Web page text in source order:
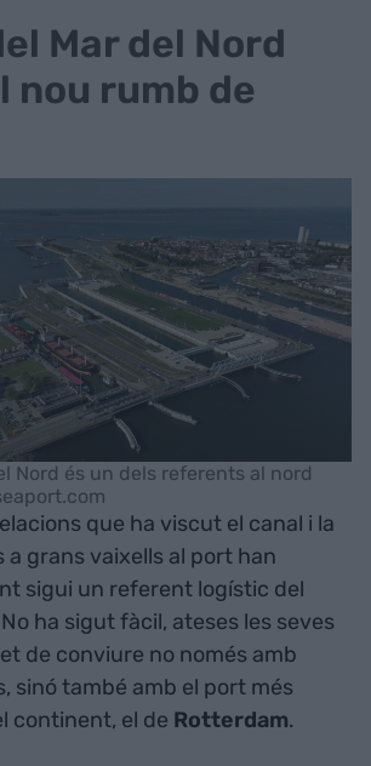
Mar del Nord
nou rumb de
Nord és un dels referents al nord
que ha viscut el canal i la
grans vaixells al port han
sigui un referent logístic del
ha sigut fàcil, ateses les seves
de conviure no només amb
sinó també amb el port més
continent, el de Rotterdam.